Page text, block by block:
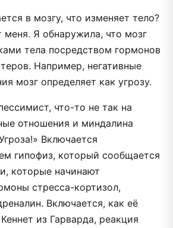
в мозгу, что изменяет тело?
меня. Я обнаружила, что мозг
тела посредством гормонов
Например, негативные
мозг определяет как угрозу.
что-то не так на
отношения и миндалина
Включается
гипофиз, который сообщается
которые начинают
стресса-кортизол,
Включается, как её
из Гарварда, реакция